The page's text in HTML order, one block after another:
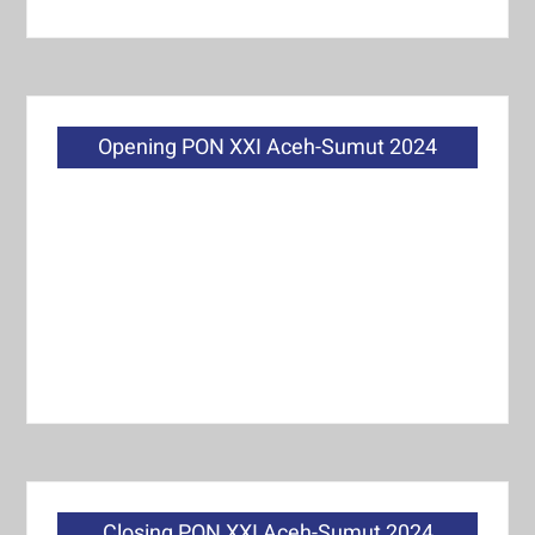
Opening PON XXI Aceh-Sumut 2024